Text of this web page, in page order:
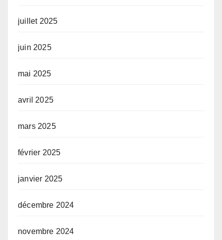
juillet 2025
juin 2025
mai 2025
avril 2025
mars 2025
février 2025
janvier 2025
décembre 2024
novembre 2024